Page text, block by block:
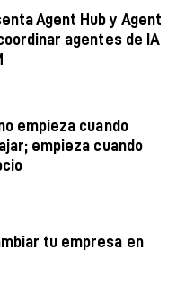
Agent Hub y Agent
agentes de IA
empieza cuando
empieza cuando
tu empresa en